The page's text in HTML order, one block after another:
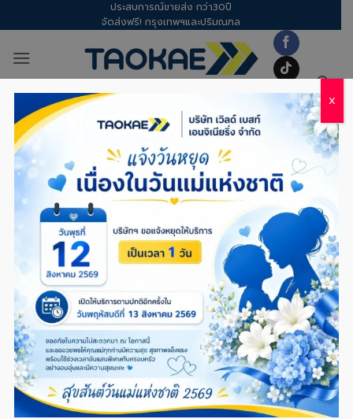
to
ประสบการณ์ขายส่ง กว่า30ปี
จัดส่งฟรี! กรุงเทพฯและปริมณฑล
TAG ARCHIVES:ทำรั้ว
TOTAL2,ลวดชุบสังกะสี,ลวดผูกเหล็ก
ลวดผูกเหล็ก – ลวดดำผูกเหล็ก vs ลวดชุบ
สังกะสี ต่างกันตรงไหน? เลือกใช้แบบไหนดีให้
เหมาะกับงาน
POSTED ON30/01/2026 BY DOW
X